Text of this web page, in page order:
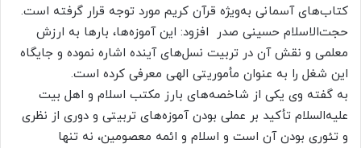
کتاب‌های آسمانی به‌ویژه قرآن کریم مورد توجه قرار گرفته است.
حجت‌الاسلام حسینی صدر افزود: این آموزه‌ها، بارها به ارزش
معلمی و نقش آن در تربیت نسل‌های آینده اشاره نموده و جایگاه
این شغل را به عنوان مأموریتی الهی معرفی کرده است.
به گفته وی یکی از شاخصه‌های بارز مکتب اسلام و اهل بیت
علیه‌السلام تأکید بر عملی بودن آموزه‌های تربیتی و دوری از نظری
و تئوری بودن آن است و اسلام و ائمه معصومین، نه تنها